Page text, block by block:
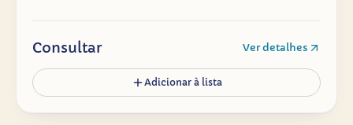
Consultar Ver detalhes
Adicionar à lista